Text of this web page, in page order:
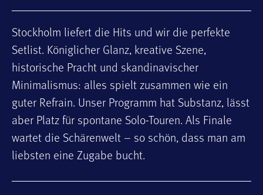
Stockholm liefert die Hits und wir die perfekte
Setlist. Königlicher Glanz, kreative Szene,
historische Pracht und skandinavischer
Minimalismus: alles spielt zusammen wie ein
guter Refrain. Unser Programm hat Substanz, lässt
aber Platz für spontane Solo-Touren. Als Finale
wartet die Schärenwelt – so schön, dass man am
liebsten eine Zugabe bucht.